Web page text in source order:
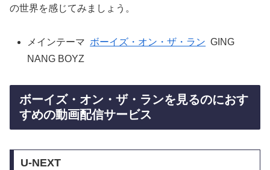
の世界を感じてみましょう。
メインテーマ ボーイズ・オン・ザ・ラン GING
NANG BOYZ
ボーイズ・オン・ザ・ランを見るのにおす
すめの動画配信サービス
U-NEXT